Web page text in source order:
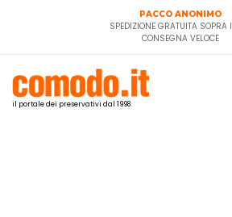
PACCO ANONIMO
SPEDIZIONE GRATUITA SOPRA I
CONSEGNA VELOCE
il portale dei preservativi dal 1998